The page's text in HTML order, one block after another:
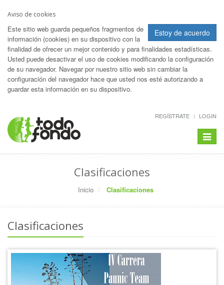
Aviso de cookies
Estoy de acuerdo
Este sitio web guarda pequeños fragmentos de
información (cookies) en su dispositivo con la
finalidad de ofrecer un mejor contenido y para finalidades estadísticas.
Usted puede desactivar el uso de cookies modificando la configuración
de su navegador. Navegar por nuestro sitio web sin cambiar la
configuración del navegador hace que usted nos esté autorizando a
guardar esta información en su dispositivo.
REGÍSTRATE LOGIN
Toggle
Clasificaciones
Inicio Clasificaciones
Clasificaciones